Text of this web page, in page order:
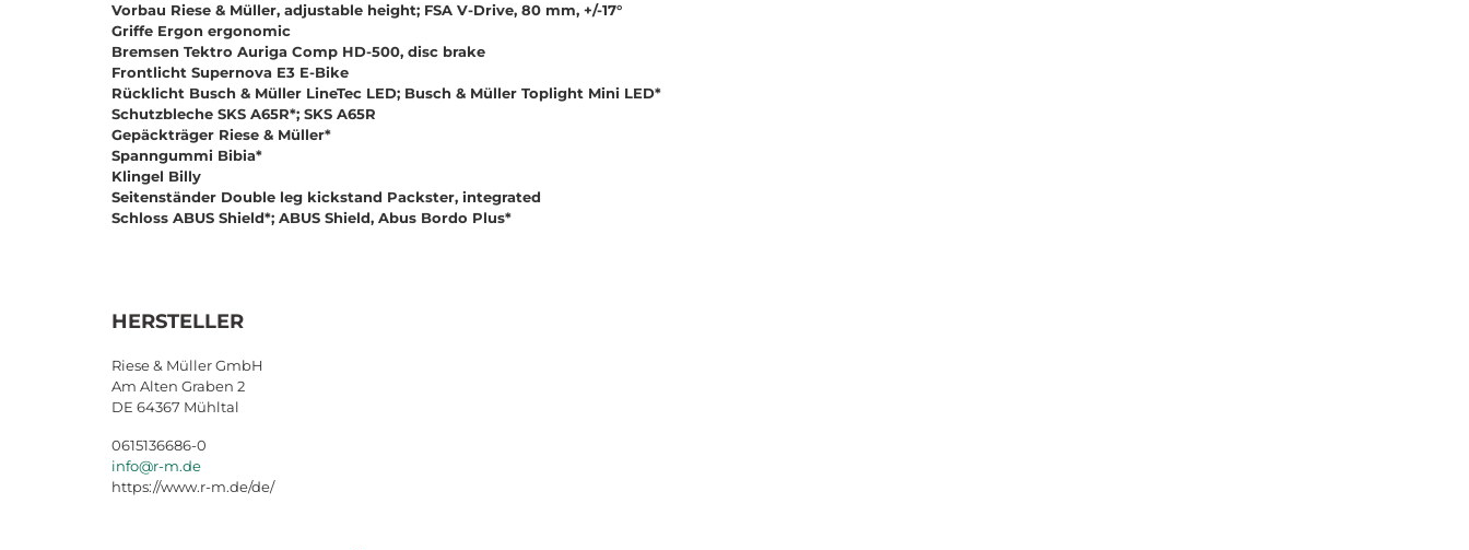
Vorbau Riese & Müller, adjustable height; FSA V-Drive, 80 mm, +/-17°
Griffe Ergon ergonomic
Bremsen Tektro Auriga Comp HD-500, disc brake
Frontlicht Supernova E3 E-Bike
Rücklicht Busch & Müller LineTec LED; Busch & Müller Toplight Mini LED*
Schutzbleche SKS A65R*; SKS A65R
Gepäckträger Riese & Müller*
Spanngummi Bibia*
Klingel Billy
Seitenständer Double leg kickstand Packster, integrated
Schloss ABUS Shield*; ABUS Shield, Abus Bordo Plus*
HERSTELLER
Riese & Müller GmbH
Am Alten Graben 2
DE 64367 Mühltal
0615136686-0
info@r-m.de
https://www.r-m.de/de/